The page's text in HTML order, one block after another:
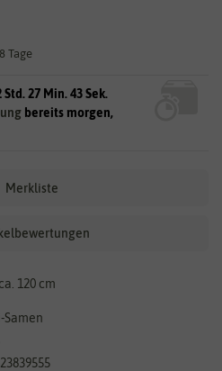
Tage
Std. 27 Min. 43 Sek.
bereits morgen,
Merkliste
120 cm
Samen